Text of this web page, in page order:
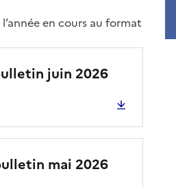
en cours au format
juin 2026
mai 2026